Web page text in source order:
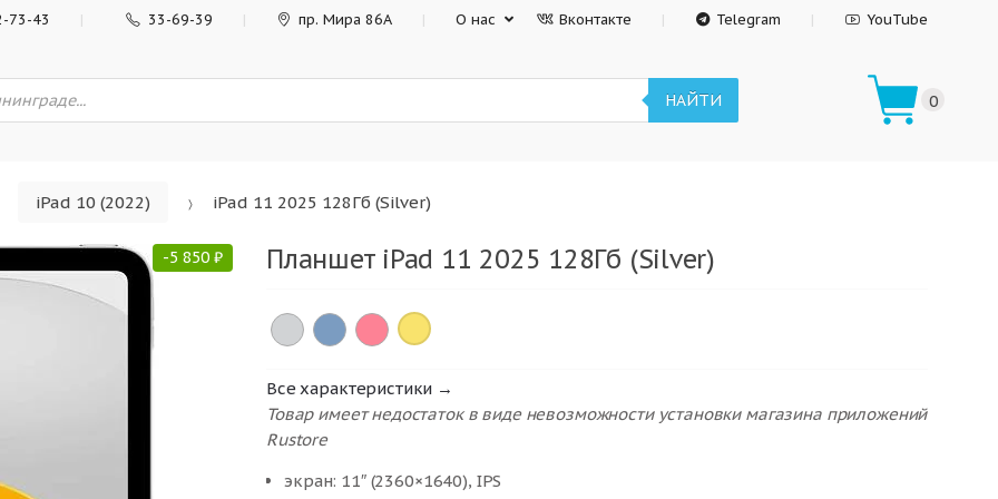
73-43 33-69-39 пр. Мира 86А О нас Вконтакте Telegram YouTube
НАЙТИ 0
iPad 10 (2022) iPad 11 2025 128Гб (Silver)
-5 850 ₽ Планшет iPad 11 2025 128Гб (Silver)
×
Все характеристики →
Товар имеет недостаток в виде невозможности установки магазина приложений
Rustore
экран: 11″ (2360×1640), IPS